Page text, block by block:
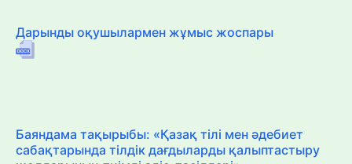
Дарынды оқушылармен жұмыс жоспары
Баяндама тақырыбы: «Қазақ тілі мен әдебиет
сабақтарында тілдік дағдыларды қалыптастыру